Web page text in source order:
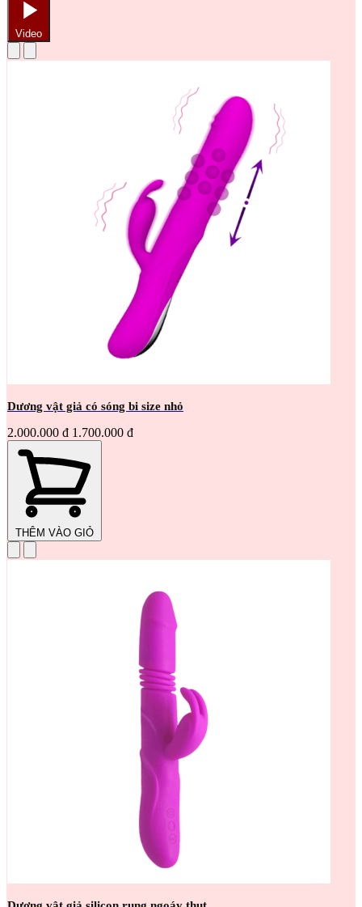
Video
Dương vật giả có sóng bi size nhỏ
2.000.000 đ 1.700.000 đ
THÊM VÀO GIỎ